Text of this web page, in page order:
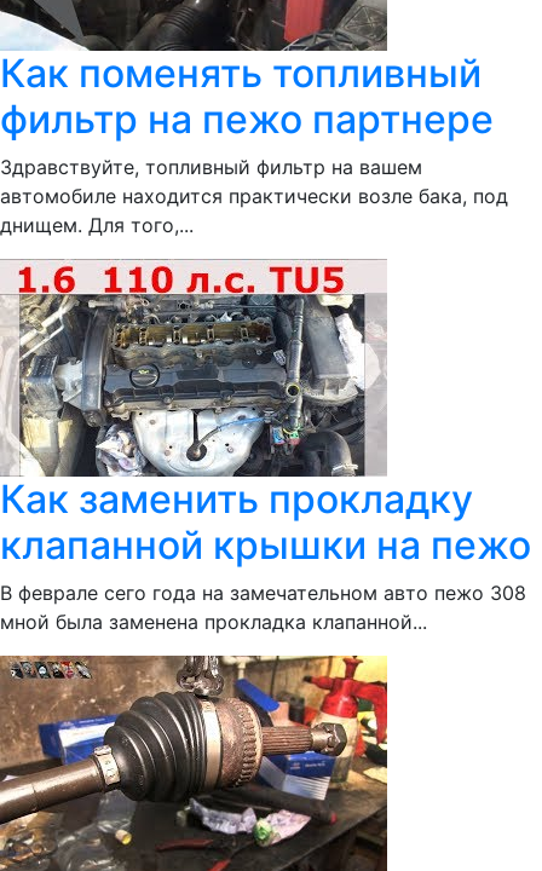
Как поменять топливный
фильтр на пежо партнере
Здравствуйте, топливный фильтр на вашем
автомобиле находится практически возле бака, под
днищем. Для того,...
Как заменить прокладку
клапанной крышки на пежо
В феврале сего года на замечательном авто пежо 308
мной была заменена прокладка клапанной...